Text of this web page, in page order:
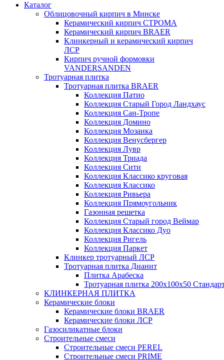
Каталог
Облицовочный кирпич в Минске
Керамический кирпич СТРОМА
Керамический кирпич BRAER
Клинкерный и керамический кирпич
ЛСР
Кирпич ручной формовки
VANDERSANDEN
Тротуарная плитка
Тротуарная плитка BRAER
Коллекция Патио
Коллекция Старый Город Ландхаус
Коллекция Сан-Тропе
Коллекция Домино
Коллекция Мозаика
Коллекция Венусбергер
Коллекция Лувр
Коллекция Триада
Коллекция Сити
Коллекция Классико круговая
Коллекция Классико
Коллекция Ривьера
Коллекция Прямоугольник
Газонная решетка
Коллекция Старый город Веймар
Коллекция Классико Дуо
Коллекция Ригель
Коллекция Паркет
Клинкер тротуарный ЛСР
Тротуарная плитка Дианит
Плитка Арабеска
Тротуарная плитка 200х100х50
КЛИНКЕРНАЯ ПЛИТКА
Керамические блоки
Керамические блоки BRAER
Керамические блоки ЛСР
Газосиликатные блоки
Строительные смеси
Строительные смеси PEREL
Строительные смеси PRIME